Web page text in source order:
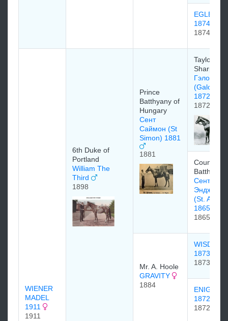
1874
1874
WIENER
MADEL
1911
1911
6th Duke of
Portland
William The
Third
1898
Prince
Batthyany of
Hungary
Сент
Саймон (St
Simon) 1881
1881
Taylor
Sharpe
Гэлопин
(Galopin)
1872
1872
Count
Batthyany
Сент
Энджела
(St.
1865)
1865
Mr. A. Hoole
GRAVITY
1884
WISDOM
1873
1873
ENIGMA
1872
1872